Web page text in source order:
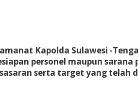
Kapolda Sulawesi -
personel maupun
serta target yang telah